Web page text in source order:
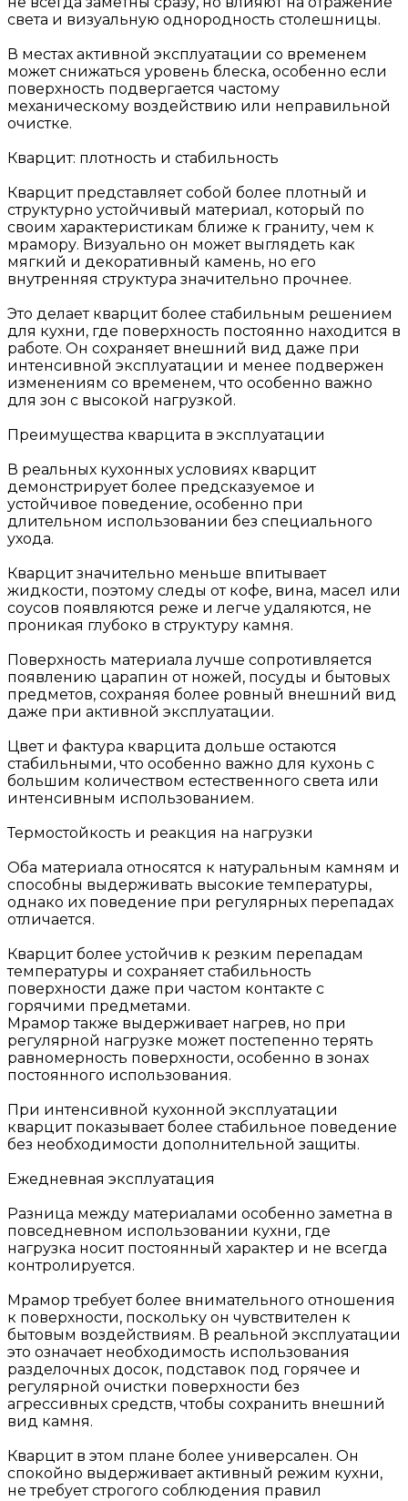
света и визуальную однородность столешницы.
В местах активной эксплуатации со временем
может снижаться уровень блеска, особенно если
поверхность подвергается частому
механическому воздействию или неправильной
очистке.
Кварцит: плотность и стабильность
Кварцит представляет собой более плотный и
структурно устойчивый материал, который по
своим характеристикам ближе к граниту, чем к
мрамору. Визуально он может выглядеть как
мягкий и декоративный камень, но его
внутренняя структура значительно прочнее.
Это делает кварцит более стабильным решением
для кухни, где поверхность постоянно находится в
работе. Он сохраняет внешний вид даже при
интенсивной эксплуатации и менее подвержен
изменениям со временем, что особенно важно
для зон с высокой нагрузкой.
Преимущества кварцита в эксплуатации
В реальных кухонных условиях кварцит
демонстрирует более предсказуемое и
устойчивое поведение, особенно при
длительном использовании без специального
ухода.
Кварцит значительно меньше впитывает
жидкости, поэтому следы от кофе, вина, масел или
соусов появляются реже и легче удаляются, не
проникая глубоко в структуру камня.
Поверхность материала лучше сопротивляется
появлению царапин от ножей, посуды и бытовых
предметов, сохраняя более ровный внешний вид
даже при активной эксплуатации.
Цвет и фактура кварцита дольше остаются
стабильными, что особенно важно для кухонь с
большим количеством естественного света или
интенсивным использованием.
Термостойкость и реакция на нагрузки
Оба материала относятся к натуральным камням и
способны выдерживать высокие температуры,
однако их поведение при регулярных перепадах
отличается.
Кварцит более устойчив к резким перепадам
температуры и сохраняет стабильность
поверхности даже при частом контакте с
горячими предметами.
Мрамор также выдерживает нагрев, но при
регулярной нагрузке может постепенно терять
равномерность поверхности, особенно в зонах
постоянного использования.
При интенсивной кухонной эксплуатации
кварцит показывает более стабильное поведение
без необходимости дополнительной защиты.
Ежедневная эксплуатация
Разница между материалами особенно заметна в
повседневном использовании кухни, где
нагрузка носит постоянный характер и не всегда
контролируется.
Мрамор требует более внимательного отношения
к поверхности, поскольку он чувствителен к
бытовым воздействиям. В реальной эксплуатации
это означает необходимость использования
разделочных досок, подставок под горячее и
регулярной очистки поверхности без
агрессивных средств, чтобы сохранить внешний
вид камня.
Кварцит в этом плане более универсален. Он
спокойно выдерживает активный режим кухни,
не требует строгого соблюдения правил